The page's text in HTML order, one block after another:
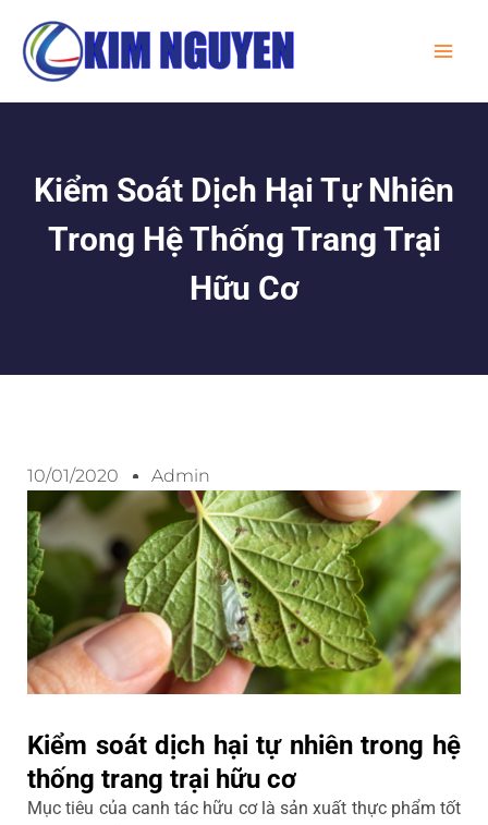
content
Kiểm Soát Dịch Hại Tự Nhiên
Trong Hệ Thống Trang Trại
Hữu Cơ
10/01/2020 Admin
Kiểm soát dịch hại tự nhiên trong hệ
thống trang trại hữu cơ
Mục tiêu của canh tác hữu cơ là sản xuất thực phẩm tốt